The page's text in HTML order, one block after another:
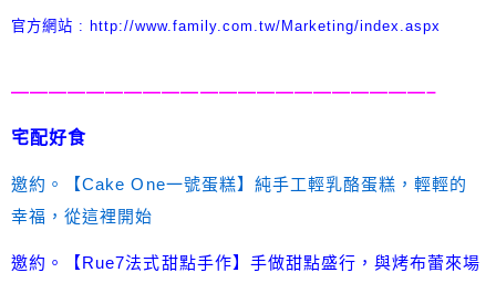
官方網站 : http://www.family.com.tw/Marketing/index.aspx
——————————————————————–
宅配好食
邀約。【Cake One一號蛋糕】純手工輕乳酪蛋糕，輕輕的
幸福，從這裡開始
邀約。【Rue7法式甜點手作】手做甜點盛行，與烤布蕾來場